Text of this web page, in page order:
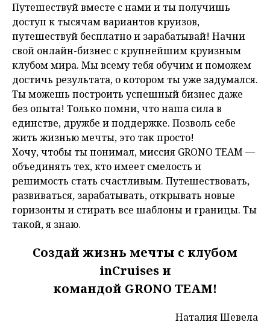
Путешествуй вместе с нами и ты получишь
доступ к тысячам вариантов круизов,
путешествуй бесплатно и зарабатывай! Начни
свой онлайн-бизнес с крупнейшим круизным
клубом мира. Мы всему тебя обучим и поможем
достичь результата, о котором ты уже задумался.
Ты можешь построить успешный бизнес даже
без опыта! Только помни, что наша сила в
единстве, дружбе и поддержке. Позволь себе
жить жизнью мечты, это так просто!
Хочу, чтобы ты понимал, миссия GRONO TEAM —
объединять тех, кто имеет смелость и
решимость стать счастливым. Путешествовать,
развиваться, зарабатывать, открывать новые
горизонты и стирать все шаблоны и границы. Ты
такой, я знаю.
Создай жизнь мечты с клубом
inCruises и
командой GRONO TEAM!
Наталия Шевела